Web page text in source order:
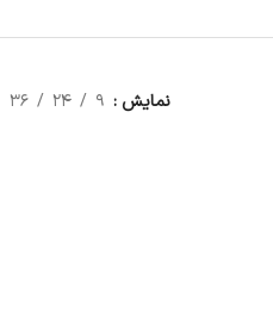
نمایش 9
24
36